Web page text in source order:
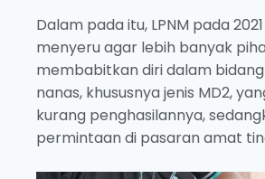
Dalam pada itu, LPNM pada
menyeru agar lebih banyak
membabitkan diri dalam
nanas, khususnya jenis MD2,
kurang penghasilannya,
permintaan di pasaran amat